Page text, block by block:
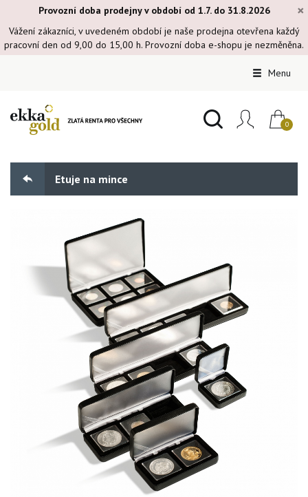
×
Provozní doba prodejny v období od 1.7. do 31.8.2026
Vážení zákazníci, v uvedeném období je naše prodejna otevřena každý
pracovní den od 9,00 do 15,00 h. Provozní doba e-shopu je nezměněna.
Menu
Etuje na mince